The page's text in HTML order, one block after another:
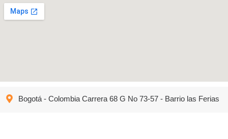
Bogotá - Colombia Carrera 68 G No 73-57 - Barrio las Ferias